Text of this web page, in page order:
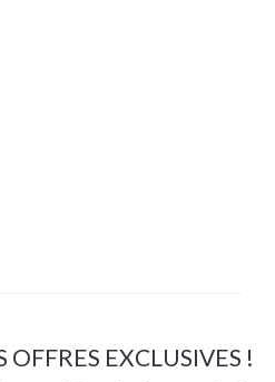
OFFRES EXCLUSIVES !